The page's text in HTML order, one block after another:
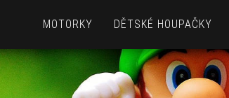
MOTORKY DĚTSKÉ HOUPAČKY